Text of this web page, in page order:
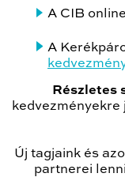
A CIB
A
Részletes
Új tagjaink és
partnerei